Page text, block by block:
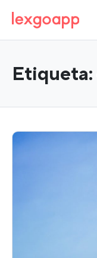
Etiqueta: